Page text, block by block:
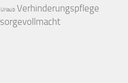
Urlaub Verhinderungspflege